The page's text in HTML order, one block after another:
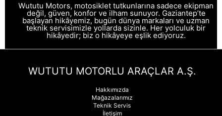
Wututu Motors, motosiklet tutkunlarına sadece ekipman
değil, güven, konfor ve ilham sunuyor. Gaziantep’te
başlayan hikâyemiz, bugün dünya markaları ve uzman
teknik servisimizle yollarda sizinle. Her yolculuk bir
hikâyedir; biz o hikâyeye eşlik ediyoruz.
WUTUTU MOTORLU ARAÇLAR A.Ş.
Hakkımızda
Mağazalarımız
Teknik Servis
İletişim